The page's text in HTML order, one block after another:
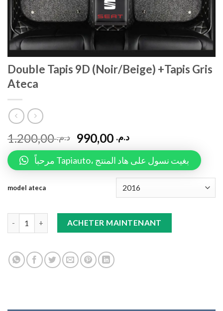
Double Tapis 9D (Noir/Beige) +Tapis Gris
Ateca
د.م.1.200,00 د.م.
مرحباً Tapiauto، بغيت نسول على هاد المنتج
model ateca
Double Tapis 9D (Noir/Beige) +Tapis Gris Ateca quantity
ACHETER MAINTENANT